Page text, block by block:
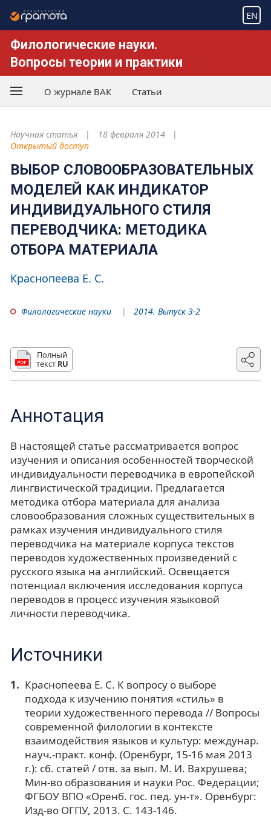
EN
Филологические науки.
Вопросы теории и практики
О журнале ВАК Статьи
Научная статья
18 февраля 2014
Открытый доступ
ВЫБОР СЛОВООБРАЗОВАТЕЛЬНЫХ
МОДЕЛЕЙ КАК ИНДИКАТОР
ИНДИВИДУАЛЬНОГО СТИЛЯ
ПЕРЕВОДЧИКА: МЕТОДИКА
ОТБОРА МАТЕРИАЛА
Краснопеева Е. С.
Филологические науки 2014. Выпуск 3-2
Полный
текст RU
Аннотация
В настоящей статье рассматривается вопрос
изучения и описания особенностей творческой
индивидуальности переводчика в европейской
лингвистической традиции. Предлагается
методика отбора материала для анализа
словообразования сложных существительных в
рамках изучения индивидуального стиля
переводчика на материале корпуса текстов
переводов художественных произведений с
русского языка на английский. Освещается
потенциал включения исследования корпуса
переводов в процесс изучения языковой
личности переводчика.
Источники
Краснопеева Е. С. К вопросу о выборе
подхода к изучению понятия «стиль» в
теории художественного перевода // Вопросы
современной филологии в контексте
взаимодействия языков и культур: междунар.
науч.-практ. конф. (Оренбург, 15-16 мая 2013
г.): сб. статей / отв. за вып. М. И. Вахрушева;
Мин-во образования и науки Рос. Федерации;
ФГБОУ ВПО «Оренб. гос. пед. ун-т». Оренбург:
Изд-во ОГПУ, 2013. С. 143-146.